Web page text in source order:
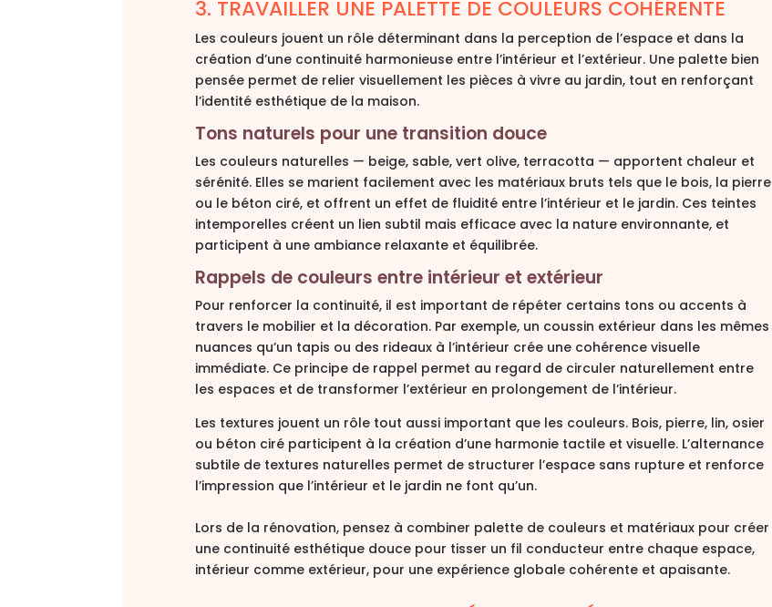
3. TRAVAILLER UNE PALETTE DE COULEURS COHÉRENTE
Les couleurs jouent un rôle déterminant dans la perception de l’espace et dans la
création d’une continuité harmonieuse entre l’intérieur et l’extérieur. Une palette bien
pensée permet de relier visuellement les pièces à vivre au jardin, tout en renforçant
l’identité esthétique de la maison.
Tons naturels pour une transition douce
Les couleurs naturelles — beige, sable, vert olive, terracotta — apportent chaleur et
sérénité. Elles se marient facilement avec les matériaux bruts tels que le bois, la pierre
ou le béton ciré, et offrent un effet de fluidité entre l’intérieur et le jardin. Ces teintes
intemporelles créent un lien subtil mais efficace avec la nature environnante, et
participent à une ambiance relaxante et équilibrée.
Rappels de couleurs entre intérieur et extérieur
Pour renforcer la continuité, il est important de répéter certains tons ou accents à
travers le mobilier et la décoration. Par exemple, un coussin extérieur dans les mêmes
nuances qu’un tapis ou des rideaux à l’intérieur crée une cohérence visuelle
immédiate. Ce principe de rappel permet au regard de circuler naturellement entre
les espaces et de transformer l’extérieur en prolongement de l’intérieur.
Les textures jouent un rôle tout aussi important que les couleurs. Bois, pierre, lin, osier
ou béton ciré participent à la création d’une harmonie tactile et visuelle. L’alternance
subtile de textures naturelles permet de structurer l’espace sans rupture et renforce
l’impression que l’intérieur et le jardin ne font qu’un.
Lors de la rénovation, pensez à combiner palette de couleurs et matériauxpour créer
une continuité esthétique douce pour tisser un fil conducteur entre chaque espace,
intérieur comme extérieur, pour une expérience globale cohérente et apaisante.